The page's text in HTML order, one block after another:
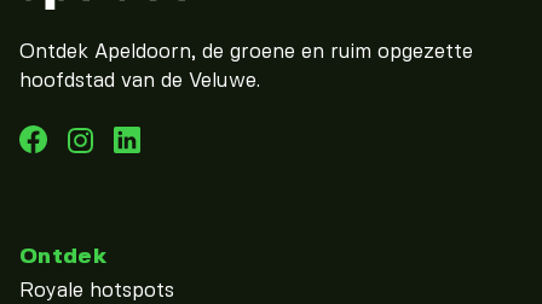
Ontdek Apeldoorn, de groene en ruim opgezette
hoofdstad van de Veluwe.
Ontdek
Royale hotspots